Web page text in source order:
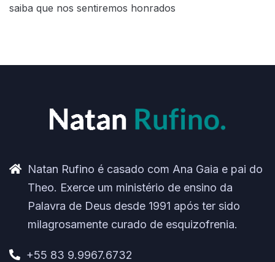
saiba que nos sentiremos honrados
Natan Rufino é casado com Ana Gaia e pai do
Theo. Exerce um ministério de ensino da
Palavra de Deus desde 1991 após ter sido
milagrosamente curado de esquizofrenia.
+55 83 9.9967.6732